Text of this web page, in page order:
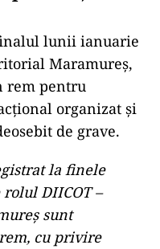
lunii ianuarie
Maramureș,
rem pentru
organizat și
de grave.
la finele
DIICOT –
sunt
cu privire